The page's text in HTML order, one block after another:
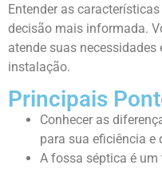
Entender as
decisão mais informada.
atende suas
instalação.
Principais
Conhecer as
para sua eficiência e
A fossa séptica é